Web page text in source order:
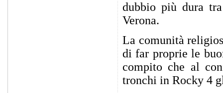
dubbio più dura
Verona.
La comunità
di far proprie le
compito che al
tronchi in Rocky 4